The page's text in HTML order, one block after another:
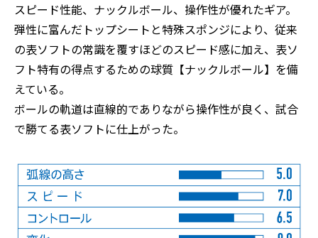
スピード性能、ナックルボール、操作性が優れたギア。
弾性に富んだトップシートと特殊スポンジにより、従来
の表ソフトの常識を覆すほどのスピード感に加え、表ソ
フト特有の得点するための球質【ナックルボール】を備
えている。
ボールの軌道は直線的でありながら操作性が良く、試合
で勝てる表ソフトに仕上がった。